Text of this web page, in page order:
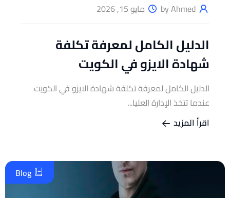
by Ahmed مايو 15, 2026
الدليل الكامل لمعرفة تكلفة
شهادة الايزو في الكويت
الدليل الكامل لمعرفة تكلفة شهادة الايزو في الكويت
عندما تتخذ الإدارة العليا...
اقرأ المزيد
Blog